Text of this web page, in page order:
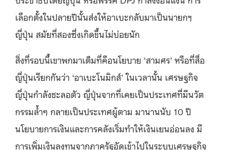
เลือกตั้งในปลายปีนั้นส่งให้อาเบะกลับมาเป็นนายกฯ
ญี่ปุ่น สมัยที่สองซึ่งเกิดขึ้นไม่บ่อยนัก
สิ่งที่รอบนี้เขาพกมาเต็มที่คือนโยบาย ‘สามศร’ หรือที่สื่อ
ญี่ปุ่นเรียกกันว่า ‘อาเบะโนมิกส์’ ในเวลานั้น เศรษฐกิจ
ญี่ปุ่นกำลังชะลอตัว ญี่ปุ่นจากที่เคยเป็นประเทศที่มีนวัต
กรรมล้ำๆ กลายเป็นประเทศผู้ตาม มานานนับ 10 ปี
นโยบายการเงินและการคลังเริ่มทำให้เงินเยนอ่อนลง มี
การเพิ่มเงินลงทุนจากภาครัฐอัดเข้าไปในระบบเศรษฐกิจ